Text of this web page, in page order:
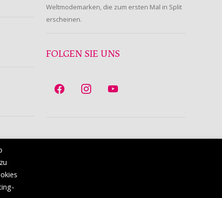
Weltmodemarken, die zum ersten Mal in Split
erscheinen.
FOLGEN SIE UNS